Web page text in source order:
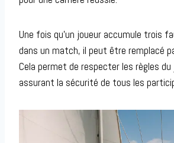
Une fois qu’un joueur accumule trois
dans un match, il peut être remplacé
Cela permet de respecter les règles
assurant la sécurité de tous les